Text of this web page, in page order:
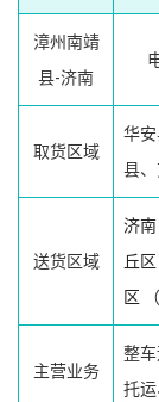
漳州南靖
县-济南
取货区域
华
县
送货区域
济南
丘区
区
主营业务
整
托